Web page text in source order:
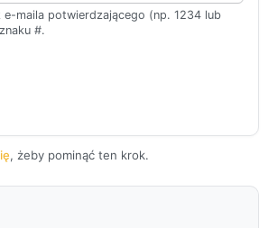
e-maila potwierdzającego (np. 1234 lub
#.
, żeby pominąć ten krok.